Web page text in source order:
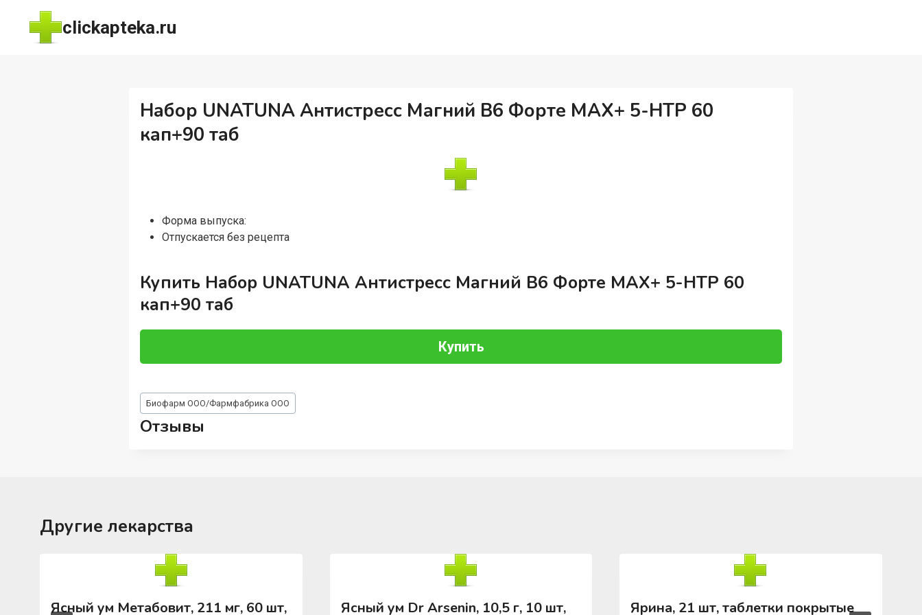
Перейти
содержимому
clickapteka.ru
Набор UNATUNA Антистресс Магний В6 Форте МАХ+ 5-НТР 60
кап+90 таб
Форма выпуска:
Отпускается без рецепта
Купить Набор UNATUNA Антистресс Магний В6 Форте МАХ+ 5-НТР 60
кап+90 таб
Купить
Метки
записи:
Биофарм ООО/Фармфабрика ООО
Отзывы
Другие лекарства
Ясный ум Метабовит, 211 мг, 60 шт, Ясный ум Dr Arsenin, 10,5 г, 10 шт, Ярина, 21 шт, таблетки покрытые